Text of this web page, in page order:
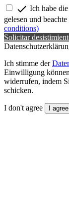
 Ich habe
gelesen und
conditions)
Solicitar
Ich stimme der
Einwilligung
widerrufen, indem
schicken.
I don't agree I agree